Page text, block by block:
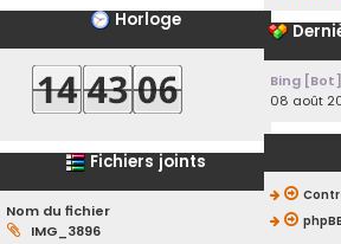
Horloge
Fichiers joints
Nom du fichier
IMG_3896
Bing [Bot]
08 août